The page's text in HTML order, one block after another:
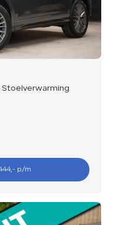
Stoelverwarming
p/m